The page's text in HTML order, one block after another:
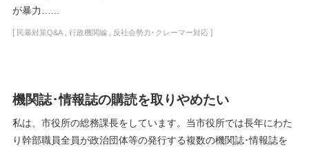
が暴力…...
[ 民暴対策Q&A, 行政機関編, 反社会勢力･クレーマー対応]
機関誌･情報誌の購読を取りやめたい
私は、市役所の総務課長をしています。当市役所では長年にわた
り幹部職員全員が政治団体等の発行する複数の機関誌･情報誌を